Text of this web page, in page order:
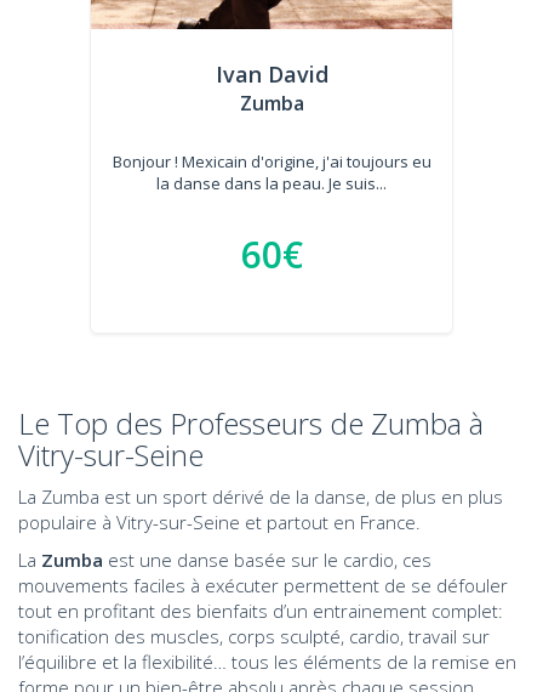
Ivan David
Zumba
Bonjour ! Mexicain d'origine, j'ai toujours eu
la danse dans la peau. Je suis...
60€
Le Top des Professeurs de Zumba à
Vitry-sur-Seine
La Zumba est un sport dérivé de la danse, de plus en plus
populaire à Vitry-sur-Seine et partout en France.
La Zumba est une danse basée sur le cardio, ces
mouvements faciles à exécuter permettent de se défouler
tout en profitant des bienfaits d’un entrainement complet:
tonification des muscles, corps sculpté, cardio, travail sur
l’équilibre et la flexibilité… tous les éléments de la remise en
forme pour un bien-être absolu après chaque session.